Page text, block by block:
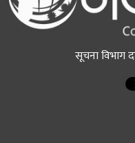
सूचना विभाग